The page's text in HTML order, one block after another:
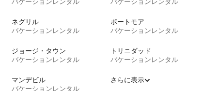
ネグリル
バケーションレンタル
ポートモア
バケーションレンタル
ジョージ・タウン
バケーションレンタル
トリニダッド
バケーションレンタル
マンデビル
バケーションレンタル
さらに表示